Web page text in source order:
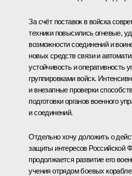
За счёт поставок в войска
техники повысились огневые,
возможности соединений и
новых средств связи и
устойчивость и оперативность
группировками войск.
и внезапные проверки
подготовки органов военного
и соединений.
Отдельно хочу доложить о
защиты интересов Российской
продолжается развитие его
учения отрядом боевых